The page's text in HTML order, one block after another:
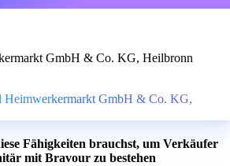
GmbH & Co. KG, Heilbronn
GmbH & Co. KG,
Fähigkeiten brauchst, um Verkäufer
mit Bravour zu bestehen